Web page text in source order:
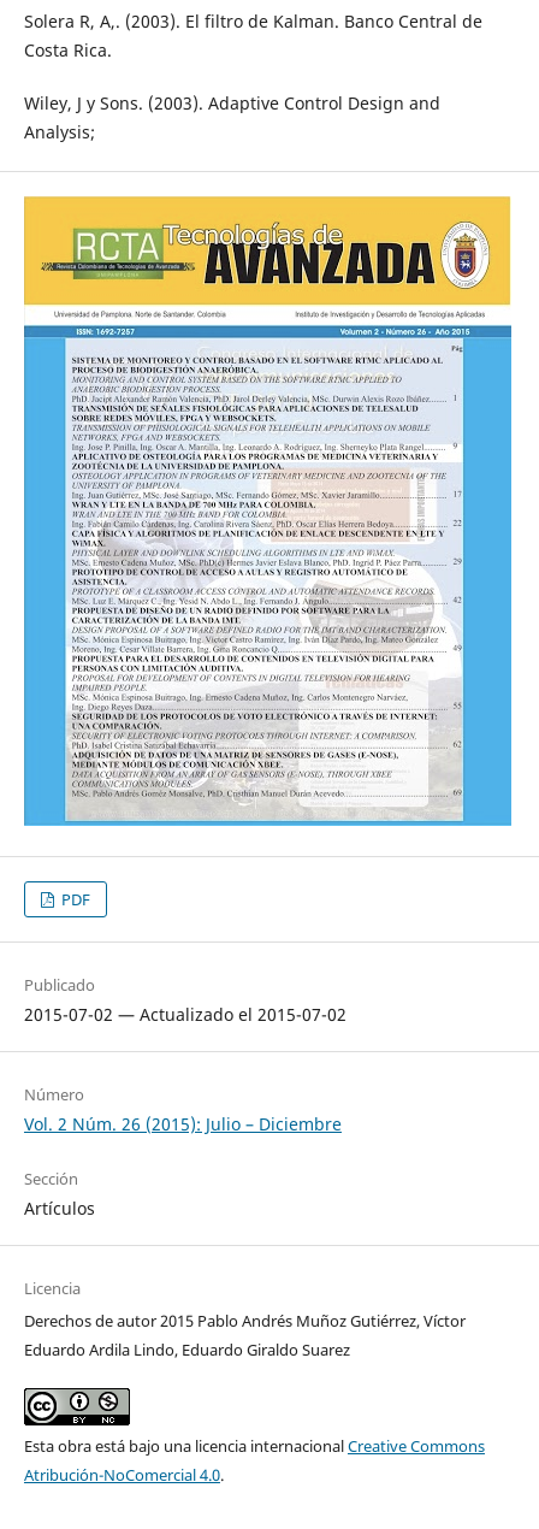
Solera R, A,. (2003). El filtro de Kalman. Banco Central de
Costa Rica.
Wiley, J y Sons. (2003). Adaptive Control Design and
Analysis;
PDF
Publicado
2015-07-02 — Actualizado el 2015-07-02
Número
Vol. 2 Núm. 26 (2015): Julio – Diciembre
Sección
Artículos
Licencia
Derechos de autor 2015 Pablo Andrés Muñoz Gutiérrez, Víctor
Eduardo Ardila Lindo, Eduardo Giraldo Suarez
Esta obra está bajo una licencia internacionalCreative Commons
Atribución-NoComercial 4.0.